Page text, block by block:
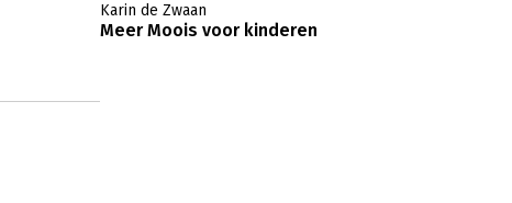
Karin de Zwaan
Meer Moois voor kinderen